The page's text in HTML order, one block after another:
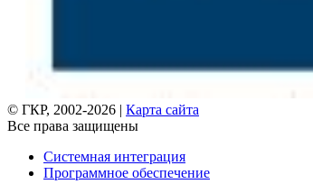
© ГКР, 2002-2026 | Карта сайта
Все права защищены
Системная интеграция
Программное обеспечение